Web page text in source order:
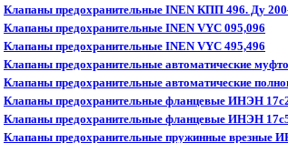
Клапаны предохранительные INEN КПП 496. Ду
Клапаны предохранительные INEN VYC 095,096
Клапаны предохранительные INEN VYC 495,496
Клапаны предохранительные автоматические
Клапаны предохранительные автоматические
Клапаны предохранительные фланцевые ИНЭН
Клапаны предохранительные фланцевые ИНЭН
Клапаны предохранительные пружинные врезные